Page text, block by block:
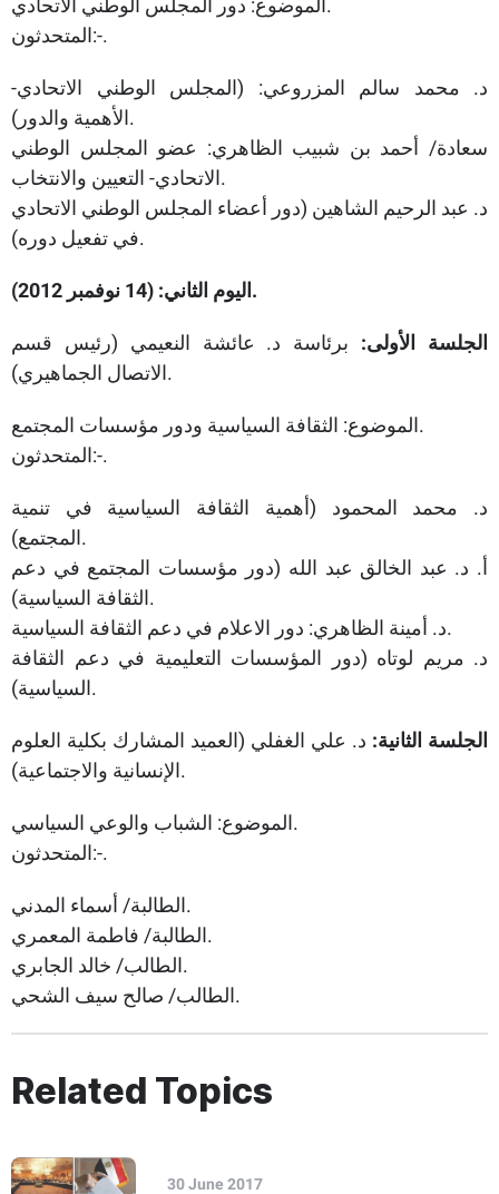
الموضوع: دور المجلس الوطني الاتحادي.
المتحدثون:-.
د. محمد سالم المزروعي: (المجلس الوطني الاتحادي-
الأهمية والدور).
سعادة/ أحمد بن شبيب الظاهري: عضو المجلس الوطني
الاتحادي- التعيين والانتخاب.
د. عبد الرحيم الشاهين (دور أعضاء المجلس الوطني الاتحادي
في تفعيل دوره).
اليوم الثاني: (14 نوفمبر 2012).
الجلسة الأولى: برئاسة د. عائشة النعيمي (رئيس قسم
الاتصال الجماهيري).
الموضوع: الثقافة السياسية ودور مؤسسات المجتمع.
المتحدثون:-.
د. محمد المحمود (أهمية الثقافة السياسية في تنمية
المجتمع).
أ. د. عبد الخالق عبد الله (دور مؤسسات المجتمع في دعم
الثقافة السياسية).
د. أمينة الظاهري: دور الاعلام في دعم الثقافة السياسية.
د. مريم لوتاه (دور المؤسسات التعليمية في دعم الثقافة
السياسية).
الجلسة الثانية: د. علي الغفلي (العميد المشارك بكلية العلوم
الإنسانية والاجتماعية).
الموضوع: الشباب والوعي السياسي.
المتحدثون:-.
الطالبة/ أسماء المدني.
الطالبة/ فاطمة المعمري.
الطالب/ خالد الجابري.
الطالب/ صالح سيف الشحي.​
Related Topics
30 June 2017